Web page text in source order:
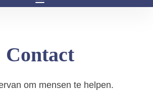
Contact
om mensen te helpen.